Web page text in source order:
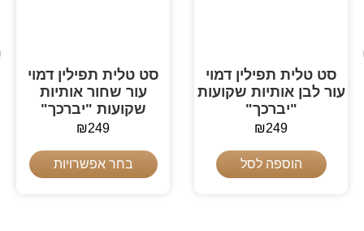
סט טלית תפילין דמוי
עור לבן אותיות שקועות
"יברכך"
₪249
הוספה לסל
סט טלית תפילין דמוי
עור שחור אותיות
שקועות "יברכך"
₪249
בחר אפשרויות